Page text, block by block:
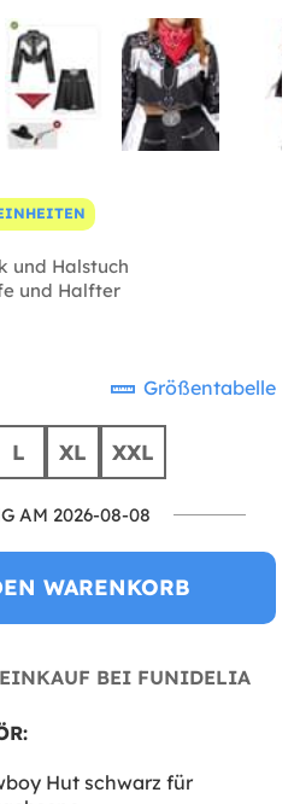
und Halstuch
und Halfter
Größentabelle
L XL XXL
AM 2026-08-08
WARENKORB
BEI FUNIDELIA
Hut schwarz für